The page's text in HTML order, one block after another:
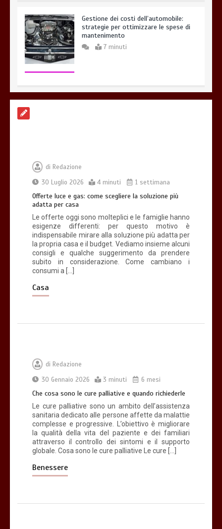
Gestione dei costi dell’automobile:
strategie per ottimizzare le spese di
mantenimento
7 minuti
quando richiederle
di Redazione
30 Luglio 2026
4 minuti 1 settimana
Offerte luce e gas: come scegliere la soluzione più
adatta per casa
Le offerte oggi sono molteplici e le famiglie hanno
esigenze differenti: per questo motivo è
indispensabile mirare alla soluzione più adatta per
la propria casa e il budget. Vediamo insieme alcuni
consigli e qualche suggerimento da prendere
subito in considerazione. Come cambiano i
consumi a […]
Casa
di Redazione
30 Gennaio 2026
3 minuti 6 mesi
Che cosa sono le cure palliative e quando richiederle
Le cure palliative sono un ambito dell’assistenza
sanitaria dedicato alle persone affette da malattie
complesse e progressive. L’obiettivo è migliorare
la qualità della vita del paziente e dei familiari
attraverso il controllo dei sintomi e il supporto
globale. Cosa sono le cure palliative Le cure […]
Benessere